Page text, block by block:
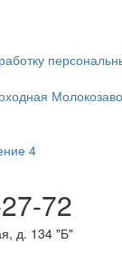
4
72
д. 134 "Б"